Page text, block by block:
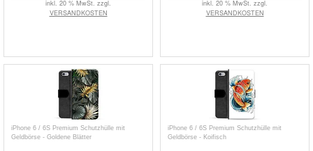
inkl. 20 % MwSt. zzgl.
VERSANDKOSTEN
inkl. 20 % MwSt. zzgl.
VERSANDKOSTEN
iPhone 6 / 6S Premium Schutzhülle mit
Geldbörse - Goldene Blätter
iPhone 6 / 6S Premium Schutzhülle mit
Geldbörse - Koifisch